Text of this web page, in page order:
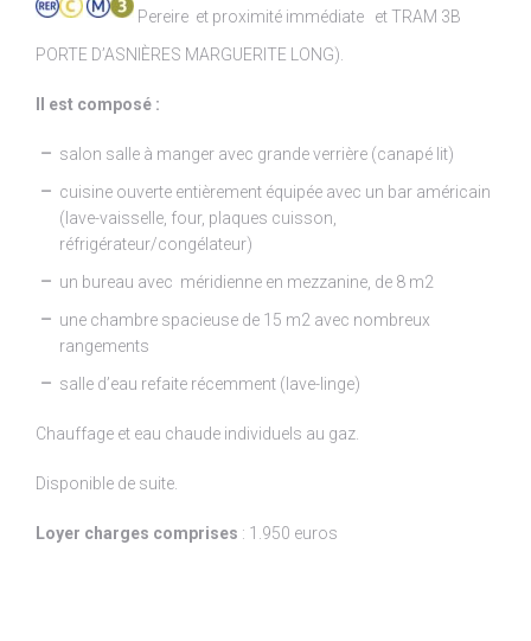
Pereire et proximité immédiate et TRAM 3B
PORTE D’ASNIÈRES MARGUERITE LONG).
Il est composé :
salon salle à manger avec grande verrière (canapé lit)
cuisine ouverte entièrement équipée avec un bar américain
(lave-vaisselle, four, plaques cuisson,
réfrigérateur/congélateur)
un bureau avec méridienne en mezzanine, de 8 m2
une chambre spacieuse de 15 m2 avec nombreux
rangements
salle d’eau refaite récemment (lave-linge)
Chauffage et eau chaude individuels au gaz.
Disponible de suite.
Loyer charges comprises : 1.950 euros